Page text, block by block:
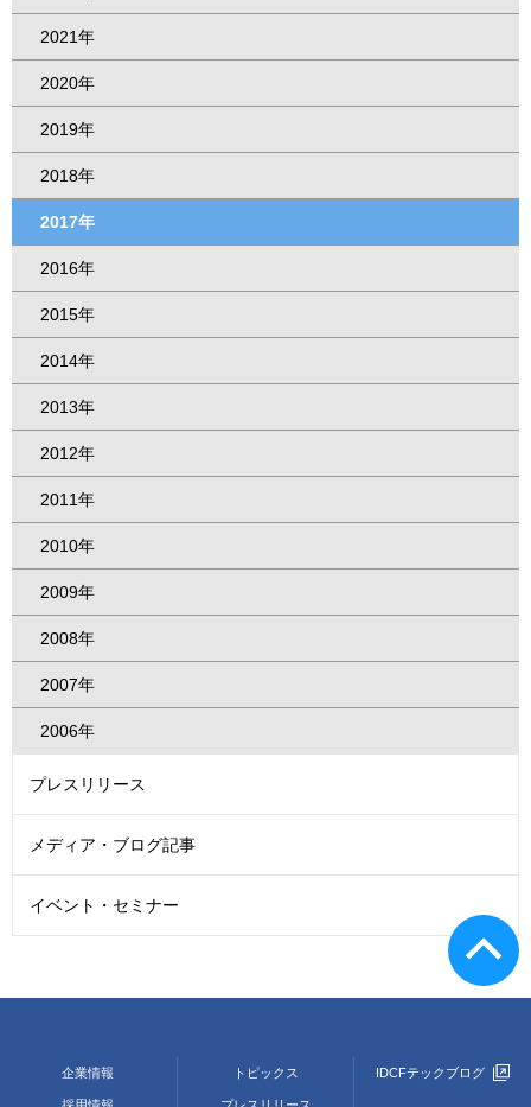
2021年
2020年
2019年
2018年
2017年
2016年
2015年
2014年
2013年
2012年
2011年
2010年
2009年
2008年
2007年
2006年
プレスリリース
メディア・ブログ記事
イベント・セミナー
企業情報 トピックス IDCFテックブログ